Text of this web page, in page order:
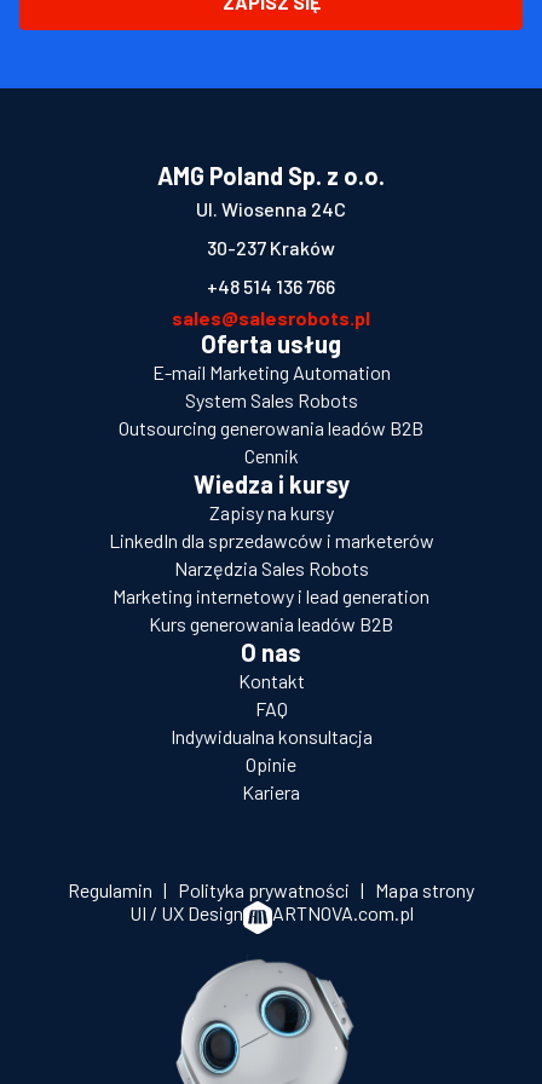
AMG Poland Sp. z o.o.
Ul. Wiosenna 24C
30-237 Kraków
+48 514 136 766
sales@salesrobots.pl
Oferta usług
E-mail Marketing Automation
System Sales Robots
Outsourcing generowania leadów B2B
Cennik
Wiedza i kursy
Zapisy na kursy
LinkedIn dla sprzedawców i marketerów
Narzędzia Sales Robots
Marketing internetowy i lead generation
Kurs generowania leadów B2B
O nas
Kontakt
FAQ
Indywidualna konsultacja
Opinie
Kariera
Regulamin | Polityka prywatności | Mapa strony
UI / UX Design
ARTNOVA.com.pl